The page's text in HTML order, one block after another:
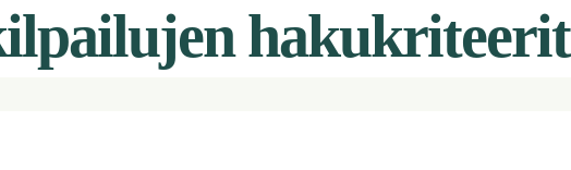
hakukriteerit